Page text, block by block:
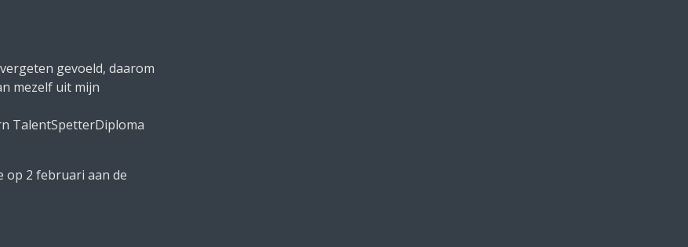
gevoeld, daarom
mezelf uit mijn
TalentSpetterDiploma
op 2 februari aan de